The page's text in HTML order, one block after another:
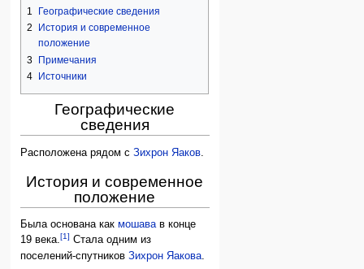
1
Географические сведения
2
История и современное
положение
3 Примечания
4 Источники
Географические
сведения
Расположена рядом сЗихрон Яаков
История и современное
положение
Была основана какмошавав конце
19 века.[1] Стала одним из
поселений-спутниковЗихрон Яакова